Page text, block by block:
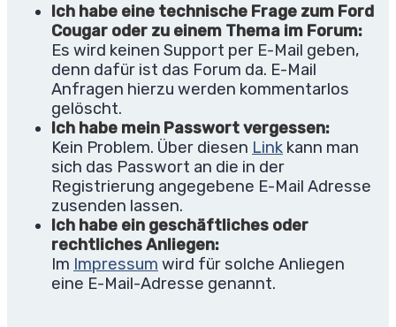
Ich habe eine technische Frage zum Ford
Cougar oder zu einem Thema im Forum:
Es wird keinen Support per E-Mail geben,
denn dafür ist das Forum da. E-Mail
Anfragen hierzu werden kommentarlos
gelöscht.
Ich habe mein Passwort vergessen:
Kein Problem. Über diesen Link kann man
sich das Passwort an die in der
Registrierung angegebene E-Mail Adresse
zusenden lassen.
Ich habe ein geschäftliches oder
rechtliches Anliegen:
Im Impressum wird für solche Anliegen
eine E-Mail-Adresse genannt.